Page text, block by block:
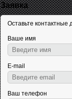
Заявка
Оставьте контактные
Ваше имя
E-mail
Ваш телефон